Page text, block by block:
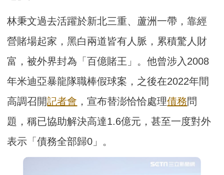
林秉文過去活躍於新北三重、蘆洲一帶，靠經
營賭場起家，黑白兩道皆有人脈，累積驚人財
富，被外界封為「百億賭王」。他曾涉入2008
年米迪亞暴龍隊職棒假球案，之後在2022年間
高調召開記者會 ，宣布替澎恰恰處理債務問
題，稱已協助解決高達1.6億元，甚至一度對外
表示「債務全部歸0」。